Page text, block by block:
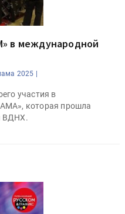
в международной
2025 |
участия в
которая прошла
ВДНХ.